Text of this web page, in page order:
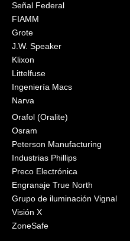
Señal Federal
FIAMM
Grote
J.W. Speaker
Klixon
Littelfuse
Ingeniería Macs
Narva
Orafol (Oralite)
Osram
Peterson Manufacturing
Industrias Phillips
Preco Electrónica
Engranaje True North
Grupo de iluminación Vignal
Visión X
ZoneSafe